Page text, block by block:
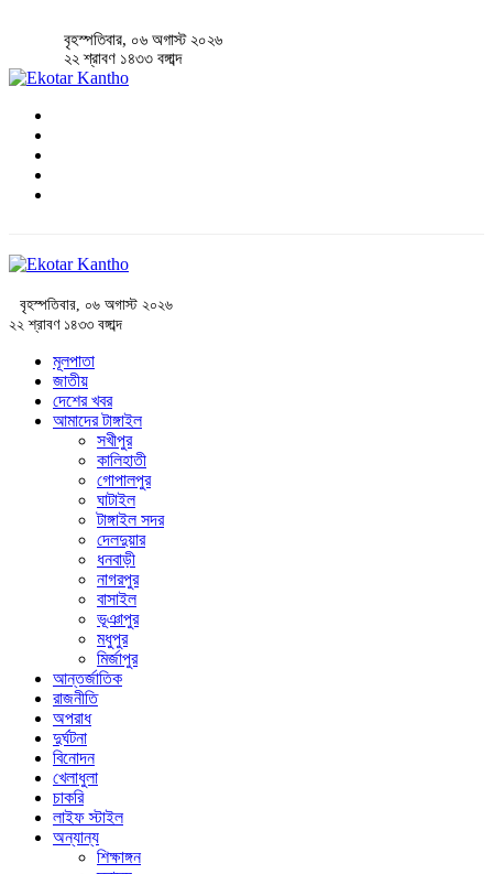
বৃহস্পতিবার, ০৬ অগাস্ট ২০২৬
২২ শ্রাবণ ১৪৩৩ বঙ্গাব্দ
বৃহস্পতিবার, ০৬ অগাস্ট ২০২৬
২২ শ্রাবণ ১৪৩৩ বঙ্গাব্দ
মূলপাতা
জাতীয়
দেশের খবর
আমাদের টাঙ্গাইল
সখীপুর
কালিহাতী
গোপালপুর
ঘাটাইল
টাঙ্গাইল সদর
দেলদুয়ার
ধনবাড়ী
নাগরপুর
বাসাইল
ভূঞাপুর
মধুপুর
মির্জাপুর
আন্তর্জাতিক
রাজনীতি
অপরাধ
দুর্ঘটনা
বিনোদন
খেলাধুলা
চাকরি
লাইফ স্টাইল
অন্যান্য
শিক্ষাঙ্গন